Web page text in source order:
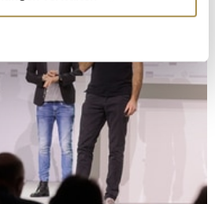
auf einige Meter genau sein
(Fingerprinting) identifizieren
wie Ihre persönlichen Daten
legen Sie Ihre Präferenzen im
fest.
um Inhalte und Anzeigen zu
für soziale Medien anbieten